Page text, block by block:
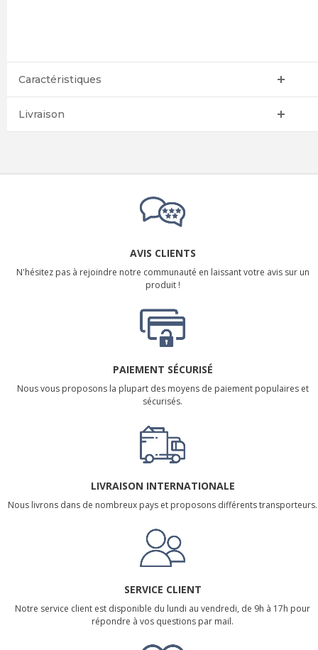
Caractéristiques
Livraison
AVIS CLIENTS
N'hésitez pas à rejoindre notre communauté en laissant votre avis sur un
produit !
PAIEMENT SÉCURISÉ
Nous vous proposons la plupart des moyens de paiement populaires et
sécurisés.
LIVRAISON INTERNATIONALE
Nous livrons dans de nombreux pays et proposons différents transporteurs.
SERVICE CLIENT
Notre service client est disponible du lundi au vendredi, de 9h à 17h pour
répondre à vos questions par mail.